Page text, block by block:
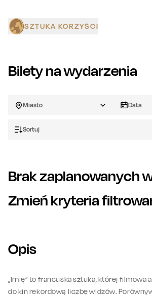
SZTUKA KORZYŚCI
Bilety na wydarzenia
Miasto Data
Sortuj
Brak zaplanowanych
Zmień kryteria
Opis
„Imię” to francuska sztuka, której filmowa
do kin rekordową liczbę widzów.